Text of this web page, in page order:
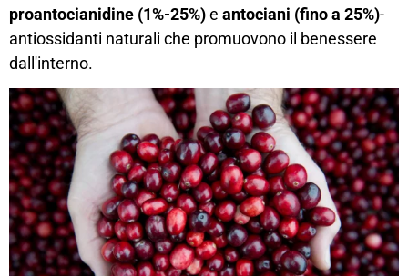
proantocianidine (1%-25%)e antociani (fino a 25%)-
antiossidanti naturali che promuovono il benessere
dall'interno.